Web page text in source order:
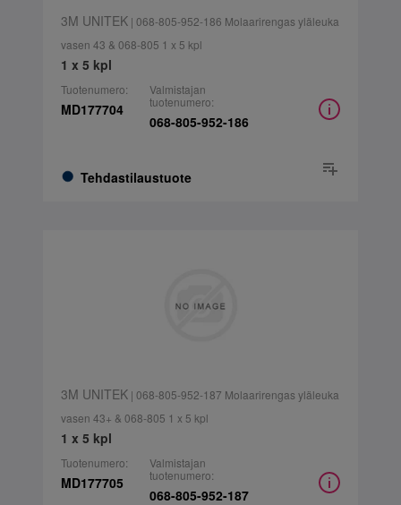
3M UNITEK| 068-805-952-186 Molaarirengas yläleuka
vasen 43 & 068-805 1 x 5 kpl
1 x 5 kpl
Tuotenumero:
MD177704
Tehdastilaustuote
Valmistajan
tuotenumero:
068-805-952-186
3M UNITEK| 068-805-952-187 Molaarirengas yläleuka
vasen 43+ & 068-805 1 x 5 kpl
1 x 5 kpl
Tuotenumero:
MD177705
Valmistajan
tuotenumero:
068-805-952-187